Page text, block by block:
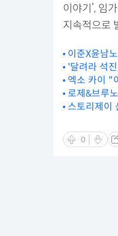
이야기’, 임
지속적으로
이준X윤남
'달려라 석
엑소 카이 "
로제&브루
스토리제이
0